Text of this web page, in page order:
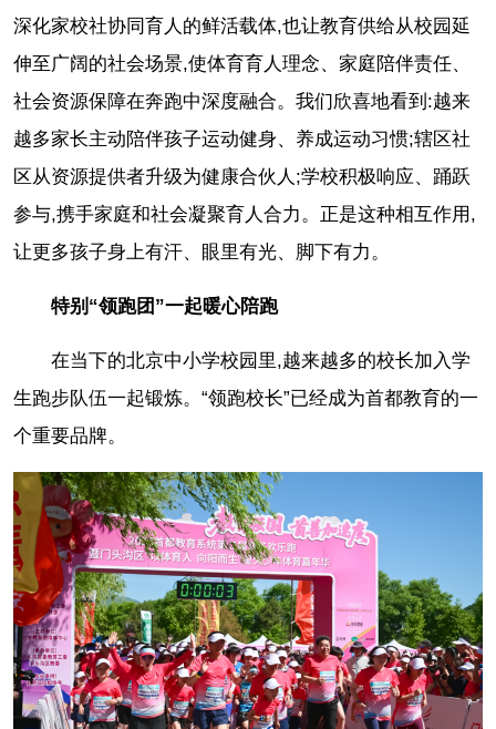
深化家校社协同育人的鲜活载体,也让教育供给从校园延
伸至广阔的社会场景,使体育育人理念、家庭陪伴责任、
社会资源保障在奔跑中深度融合。我们欣喜地看到:越来
越多家长主动陪伴孩子运动健身、养成运动习惯;辖区社
区从资源提供者升级为健康合伙人;学校积极响应、踊跃
参与,携手家庭和社会凝聚育人合力。正是这种相互作用,
让更多孩子身上有汗、眼里有光、脚下有力。
特别“领跑团”一起暖心陪跑
在当下的北京中小学校园里,越来越多的校长加入学
生跑步队伍一起锻炼。“领跑校长”已经成为首都教育的一
个重要品牌。